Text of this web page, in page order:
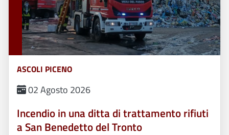
ASCOLI PICENO
02 Agosto 2026
Incendio in una ditta di trattamento rifiuti
a San Benedetto del Tronto